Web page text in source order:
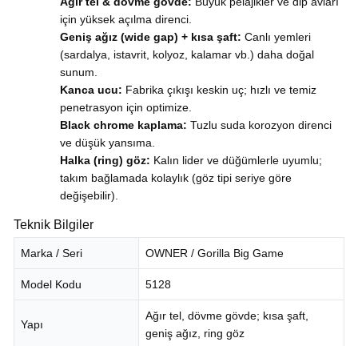
için yüksek açılma direnci.
Geniş ağız (wide gap) + kısa şaft: Canlı yemleri
(sardalya, istavrit, kolyoz, kalamar vb.) daha doğal
sunum.
Kanca ucu: Fabrika çıkışı keskin uç; hızlı ve temiz
penetrasyon için optimize.
Black chrome kaplama: Tuzlu suda korozyon direnci
ve düşük yansıma.
Halka (ring) göz: Kalın lider ve düğümlerle uyumlu;
takım bağlamada kolaylık (göz tipi seriye göre
değişebilir).
Teknik Bilgiler
Marka / Seri OWNER / Gorilla Big Game
Model Kodu 5128
Yapı
Ağır tel, dövme gövde; kısa şaft,
geniş ağız, ring göz